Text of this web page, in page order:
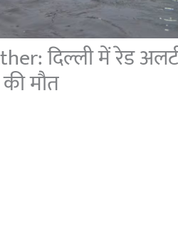
दिल्ली में रेड
मौत